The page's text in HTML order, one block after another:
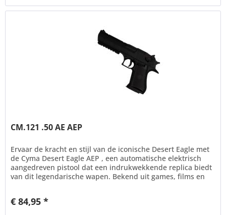
CM.121 .50 AE AEP
Ervaar de kracht en stijl van de iconische Desert Eagle met
de Cyma Desert Eagle AEP , een automatische elektrisch
aangedreven pistool dat een indrukwekkende replica biedt
van dit legendarische wapen. Bekend uit games, films en
€ 84,95 *